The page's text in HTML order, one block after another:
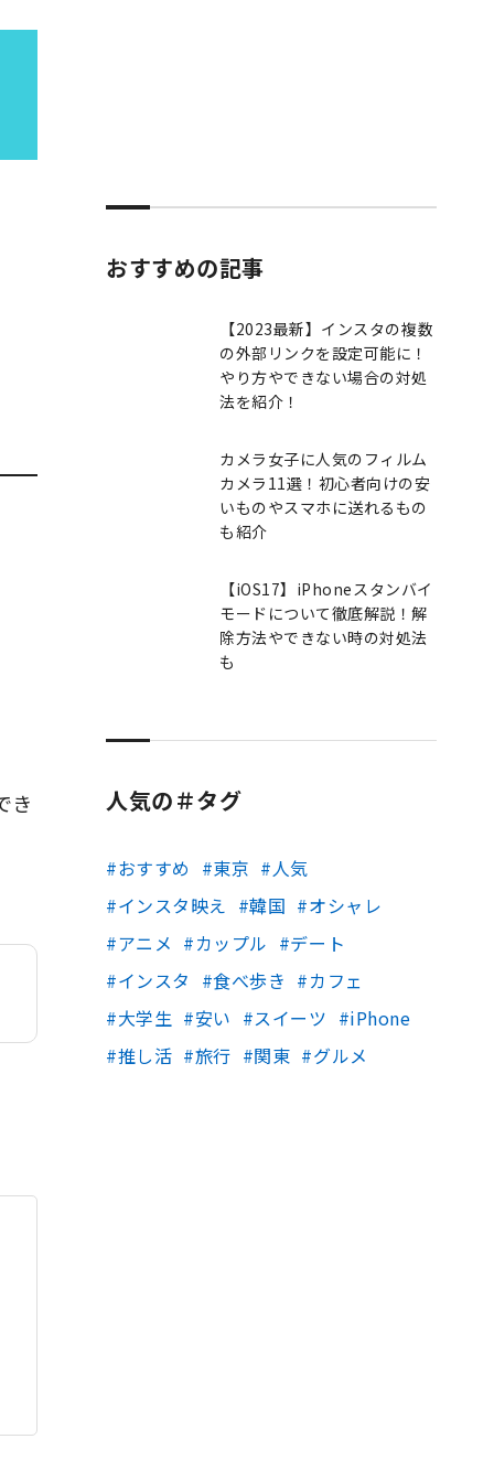
き
おすすめの記事
【2023最新】インスタの複数
の外部リンクを設定可能に！
やり方やできない場合の対処
法を紹介！
カメラ女子に人気のフィルム
カメラ11選！初心者向けの安
いものやスマホに送れるもの
も紹介
【iOS17】iPhoneスタンバイ
モードについて徹底解説！解
除方法やできない時の対処法
も
人気の＃タグ
おすすめ 東京
人気
インスタ映え
韓国
オシャレ
アニメ
カップル
デート
インスタ
食べ歩き
カフェ
大学生
安い スイーツ
iPhone
推し活
旅行 関東 グルメ